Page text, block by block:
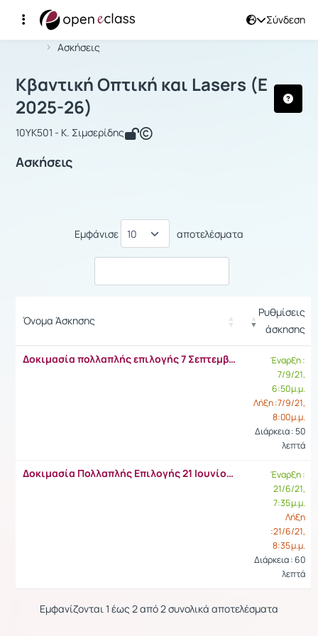
Σύνδεση
Αρχική Σελίδα
Ασκήσεις
Μάθημα : Κβαντική Οπτική και Lasers
Κβαντική Οπτική και Lasers (Ε
2025-26)
10ΥΚ501 - Κ. Σιμσερίδης
Ασκήσεις
Εμφάνισε αποτελέσματα
Όνομα Άσκησης
Ρυθμίσεις
άσκησης
Δοκιμασία πολλαπλής επιλογής 7 Σεπτεμβρίου 2021
Έναρξη :
7/9/21,
6:50 μ.μ.
Λήξη :7/9/21,
8:00 μ.μ.
Διάρκεια : 50
λεπτά
Δοκιμασία Πολλαπλής Επιλογής 21 Ιουνίου 2021
Έναρξη :
21/6/21,
7:35 μ.μ.
Λήξη
:21/6/21,
8:35 μ.μ.
Διάρκεια : 60
λεπτά
Εμφανίζονται 1 έως 2 από 2 συνολικά αποτελέσματα